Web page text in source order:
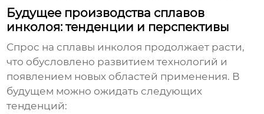
Будущее производства сплавов
инколоя: тенденции и перспективы
Спрос на сплавы инколоя продолжает расти,
что обусловлено развитием технологий и
появлением новых областей применения. В
будущем можно ожидать следующих
тенденций: